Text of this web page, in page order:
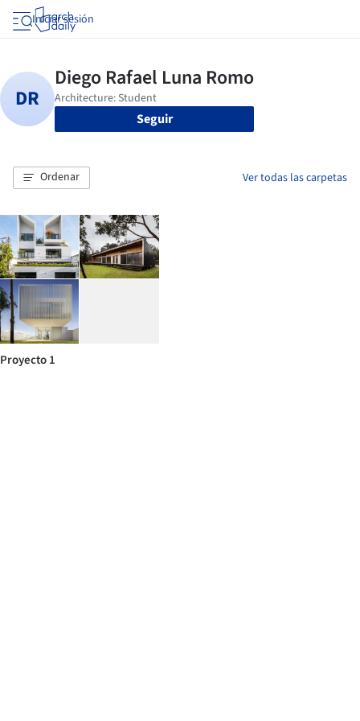
Iniciar sesión
Seguir
Ordenar Ver todas las carpetas
Proyecto 1